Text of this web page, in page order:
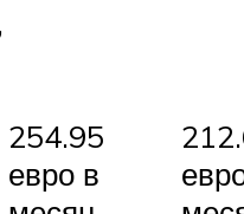
254.95
евро в